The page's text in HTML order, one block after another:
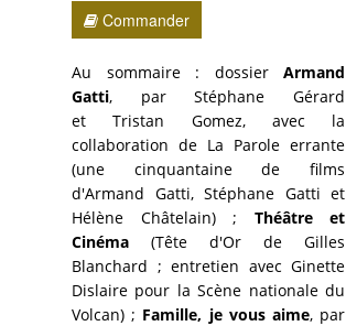
Commander
Au sommaire : dossierArmand
Gatti, par Stéphane Gérard
et Tristan Gomez, avec la
collaboration de La Parole errante
(une cinquantaine de films
d'Armand Gatti, Stéphane Gatti et
Hélène Châtelain) ; Théâtre et
Cinéma (Tête d'Or de Gilles
Blanchard ; entretien avec Ginette
Dislaire pour la Scène nationale du
Volcan) ; Famille, je vous aime, par